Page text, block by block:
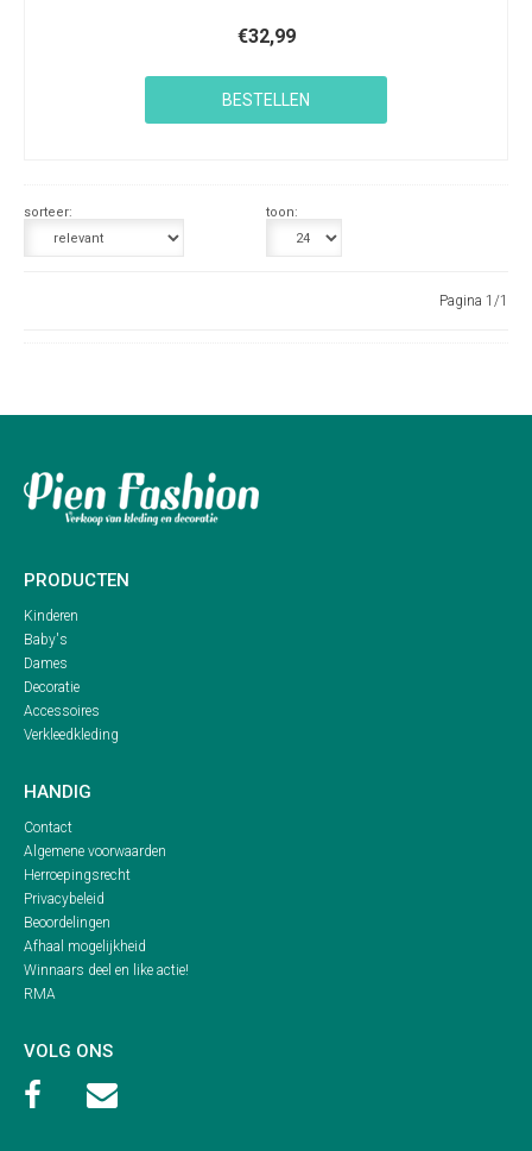
€32,99
BESTELLEN
sorteer: toon:
Pagina 1/1
PRODUCTEN
Kinderen
Baby's
Dames
Decoratie
Accessoires
Verkleedkleding
HANDIG
Contact
Algemene voorwaarden
Herroepingsrecht
Privacybeleid
Beoordelingen
Afhaal mogelijkheid
Winnaars deel en like actie!
RMA
VOLG ONS
 